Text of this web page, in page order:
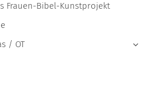
Frauen-Bibel-Kunstprojekt
/ OT